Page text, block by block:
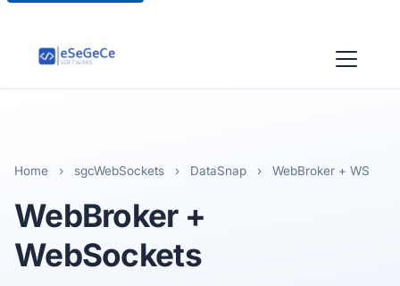
Home › sgcWebSockets › DataSnap › WebBroker + WS
WebBroker+
WebSockets